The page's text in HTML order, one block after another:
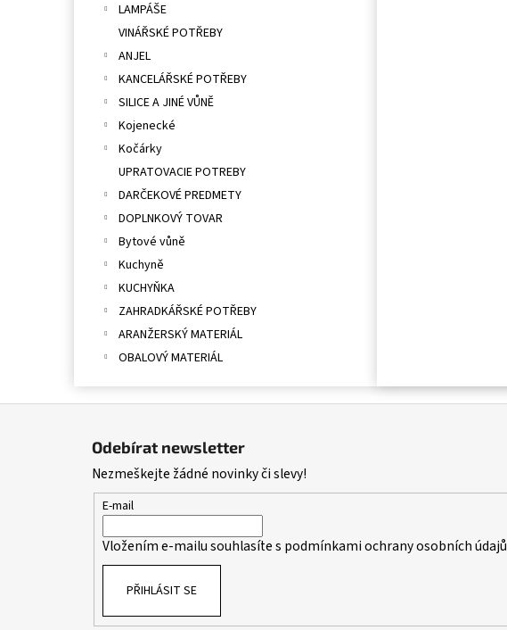
LAMPÁŠE
VINÁŘSKÉ POTŘEBY
ANJEL
KANCELÁŘSKÉ POTŘEBY
SILICE A JINÉ VŮNĚ
Kojenecké
Kočárky
UPRATOVACIE POTREBY
DARČEKOVÉ PREDMETY
DOPLNKOVÝ TOVAR
Bytové vůně
Kuchyně
KUCHYŇKA
ZAHRADKÁŘSKÉ POTŘEBY
ARANŽERSKÝ MATERIÁL
OBALOVÝ MATERIÁL
Odebírat newsletter
Nezmeškejte žádné novinky či slevy!
E-mail
Vložením e-mailu souhlasíte s podmínkami ochrany osobních údajů
PŘIHLÁSIT SE